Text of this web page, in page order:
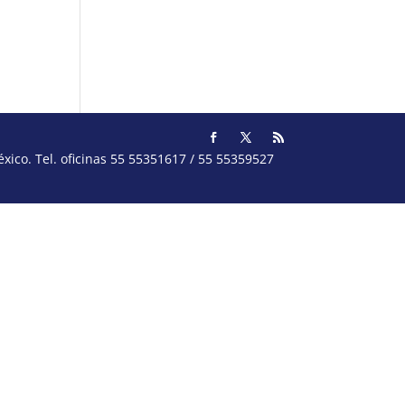
Tel. oficinas 55 55351617 / 55 55359527